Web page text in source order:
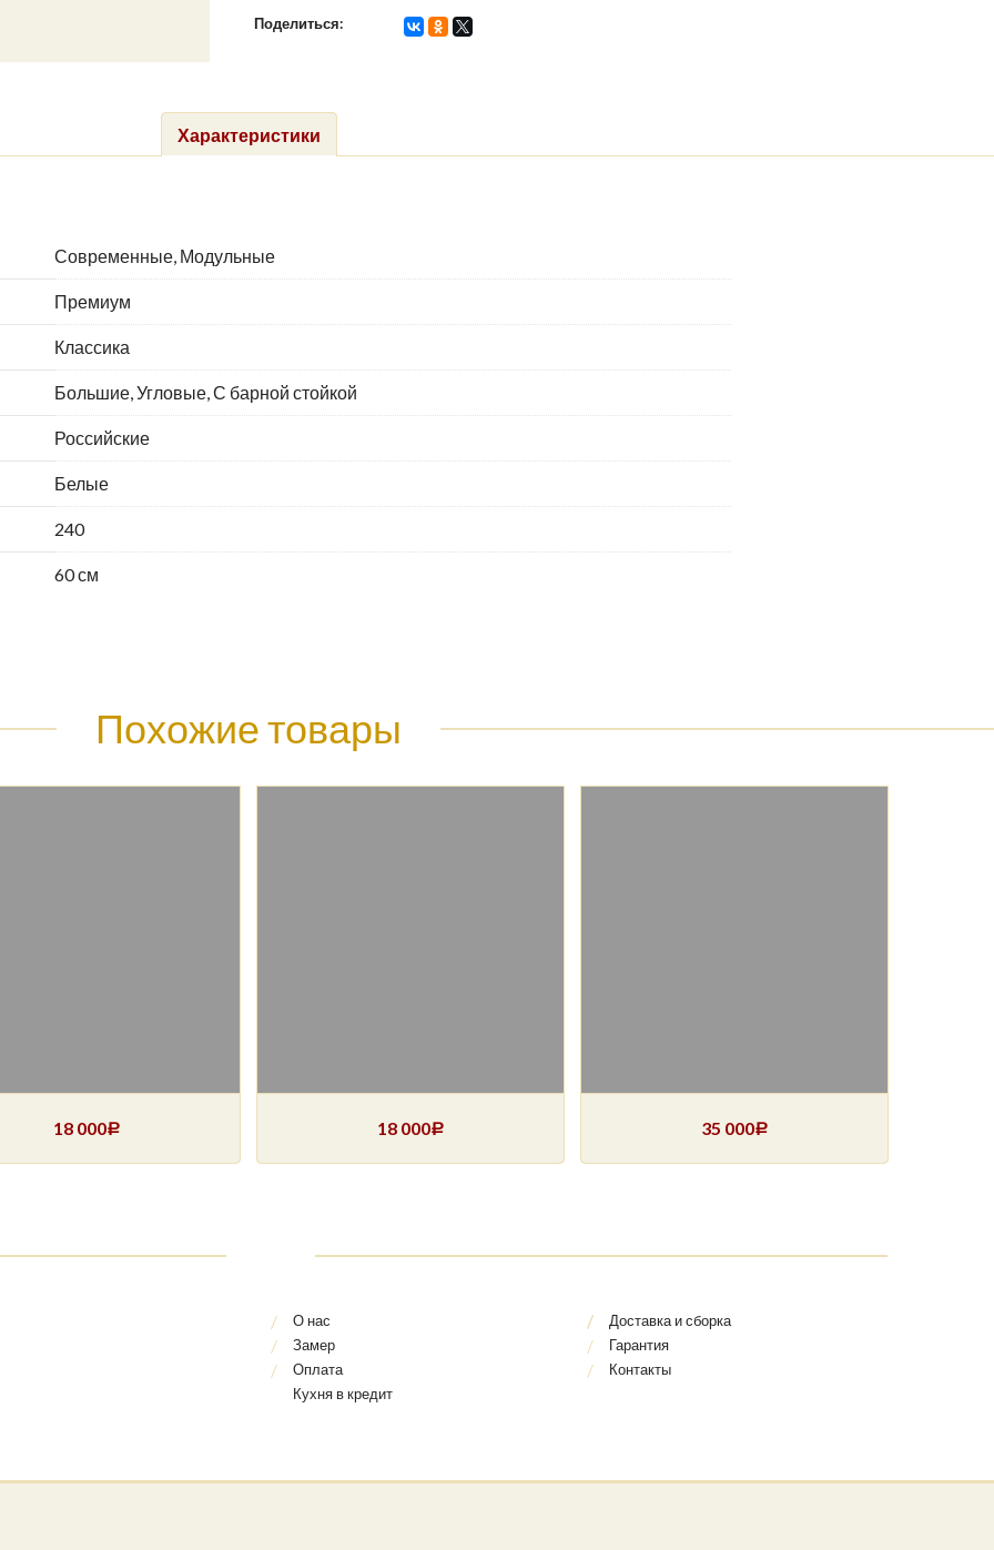
Поделиться:
Характеристики
Современные, Модульные
Премиум
Классика
Большие, Угловые, С барной стойкой
Российские
Белые
240
60 см
Похожие товары
18 000Р 18 000Р 35 000Р
О нас
Замер
Оплата
Кухня в кредит
Доставка и сборка
Гарантия
Контакты